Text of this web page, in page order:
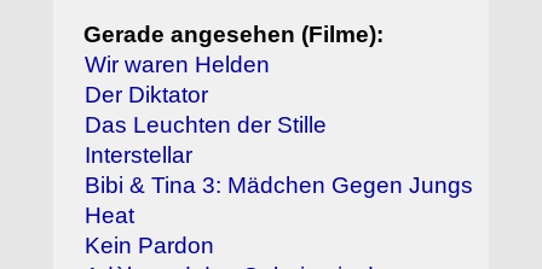
Gerade angesehen (Filme):
Wir waren Helden
Der Diktator
Das Leuchten der Stille
Interstellar
Bibi & Tina 3: Mädchen Gegen Jungs
Heat
Kein Pardon